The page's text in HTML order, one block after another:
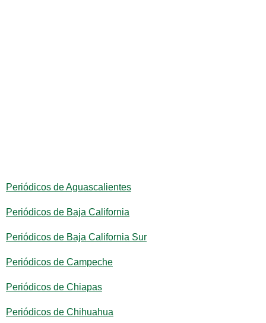
Periódicos de Aguascalientes
Periódicos de Baja California
Periódicos de Baja California Sur
Periódicos de Campeche
Periódicos de Chiapas
Periódicos de Chihuahua